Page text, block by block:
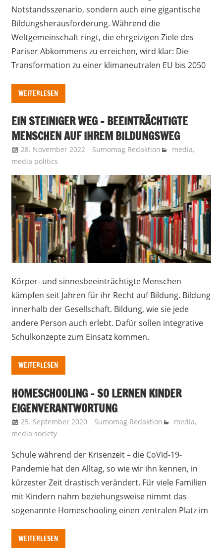
Notstandsszenario, sondern auch eine gigantische
Bildungsherausforderung. Während die
Weltgemeinschaft ringt, die ehrgeizigen Ziele des
Pariser Abkommens zu erreichen, wird klar: Die
Transformation zu einer klimaneutralen EU bis 2050
WEITERLESEN
EIN STEINIGER WEG – BEEINTRÄCHTIGTE
MENSCHEN AUF IHREM BILDUNGSWEG
28. November 2022 Sumomag Redaktion media,
media politics
Körper- und sinnesbeeinträchtigte Menschen
kämpfen seit Jahren für ihr Recht auf Bildung. Bildung
innerhalb der Gesellschaft. Bildung, wie sie jede
andere Person auch erlebt. Dafür sollen integrative
Schulkonzepte zum Einsatz kommen.
WEITERLESEN
HOMESCHOOLING – SO LERNEN KINDER
EIGENVERANTWORTUNG
25. September 2020 Sumomag Redaktion media,
media society
Schule während der Krisenzeit – die CoVid-19-
Pandemie hat den Alltag, so wie wir ihn kennen, in
kürzester Zeit drastisch verändert. Für viele Familien
mit Kindern nahm beziehungsweise nimmt das
sogenannte Homeschooling einen zentralen Platz im
WEITERLESEN